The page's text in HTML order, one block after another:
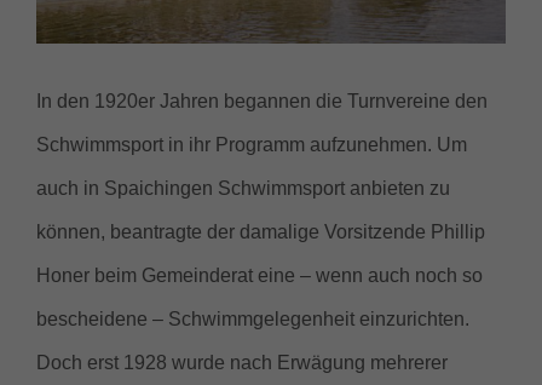
In den 1920er Jahren begannen die Turnvereine den
Schwimmsport in ihr Programm aufzunehmen. Um
auch in Spaichingen Schwimmsport anbieten zu
können, beantragte der damalige Vorsitzende Phillip
Honer beim Gemeinderat eine – wenn auch noch so
bescheidene – Schwimmgelegenheit einzurichten.
Doch erst 1928 wurde nach Erwägung mehrerer